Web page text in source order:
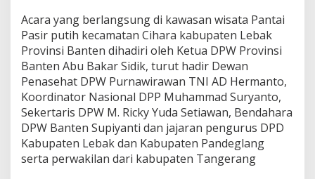
Acara yang berlangsung di kawasan wisata Pantai
Pasir putih kecamatan Cihara kabupaten Lebak
Provinsi Banten dihadiri oleh Ketua DPW Provinsi
Banten Abu Bakar Sidik, turut hadir Dewan
Penasehat DPW Purnawirawan TNI AD Hermanto,
Koordinator Nasional DPP Muhammad Suryanto,
Sekertaris DPW M. Ricky Yuda Setiawan, Bendahara
DPW Banten Supiyanti dan jajaran pengurus DPD
Kabupaten Lebak dan Kabupaten Pandeglang
serta perwakilan dari kabupaten Tangerang